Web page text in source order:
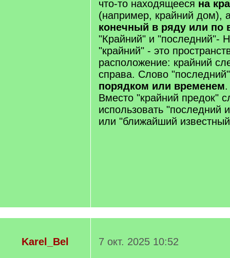
что-то находящееся на
(например, крайний дом),
конечный в ряду или по
"Крайний" и "последний"-
"крайний" - это
расположение: крайний
справа. Слово
порядком или временем.
Вместо "крайний предок"
использовать "последний
или "ближайший
Karel_Bel
7 окт. 2025 10:52